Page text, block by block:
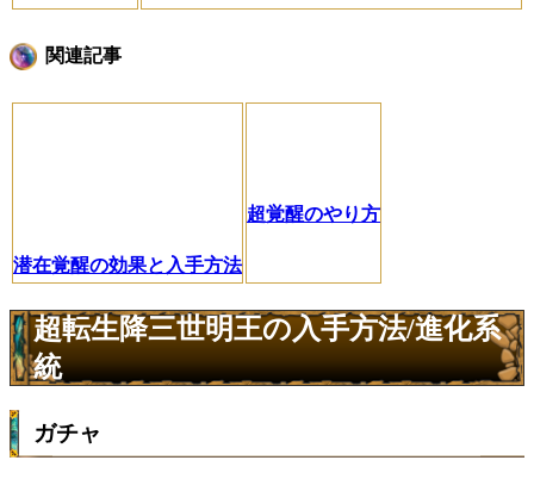
関連記事
潜在覚醒の効果と入手方法
超覚醒のやり方
超転生降三世明王の入手方法/進化系
統
ガチャ